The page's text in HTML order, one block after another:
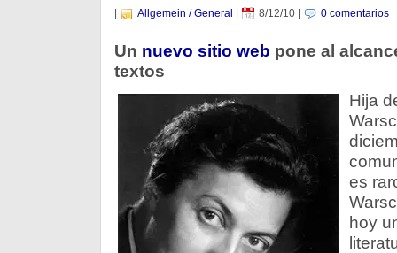
Allgemein / General 8/12/10| 0 comentarios
Un nuevo sitio web pone al
textos
Hija
es
hoy